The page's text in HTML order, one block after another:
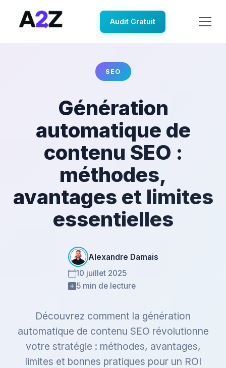
Audit Gratuit
SEO
Génération
automatique de
contenu SEO :
méthodes,
avantages et limites
essentielles
Alexandre Damais
10 juillet 2025
5 min de lecture
Découvrez comment la génération
automatique de contenu SEO révolutionne
votre stratégie : méthodes, avantages,
limites et bonnes pratiques pour un ROI